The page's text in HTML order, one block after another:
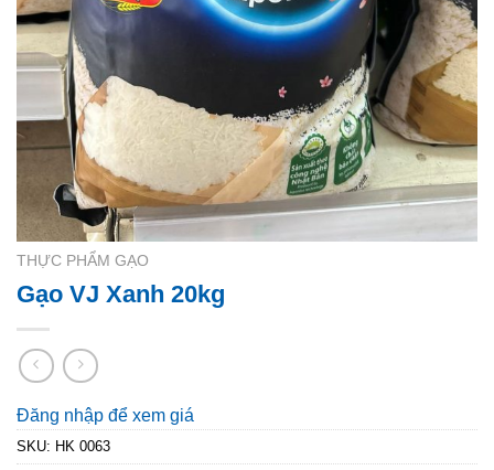
THỰC PHẨM GẠO
Gạo VJ Xanh 20kg
Đăng nhập để xem giá
SKU: HK 0063